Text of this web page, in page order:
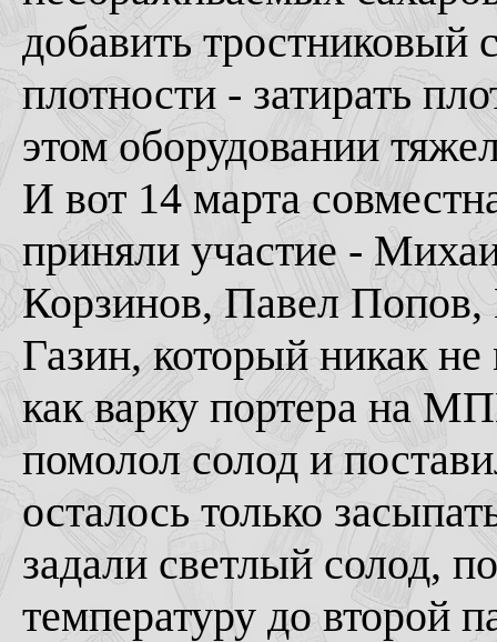
добавить тростниковый
плотности - затирать
этом оборудовании
И вот 14 марта
приняли участие -
Корзинов, Павел
Газин, который никак
как варку портера на
помолол солод и
осталось только
задали светлый солод,
температуру до второй